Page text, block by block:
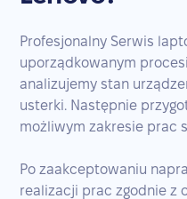
Profesjonalny Serwis
uporządkowanym
analizujemy stan
usterki. Następnie
możliwym zakresie prac
Po zaakceptowaniu
realizacji prac zgodnie z